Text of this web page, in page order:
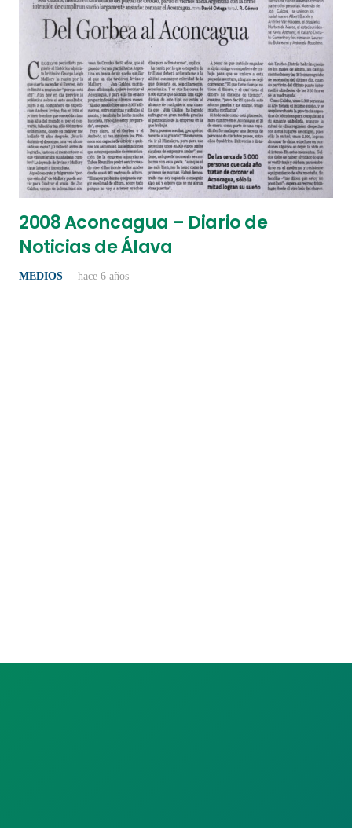
2008 Aconcagua – Diario de
Noticias de Álava
MEDIOS hace 6 años